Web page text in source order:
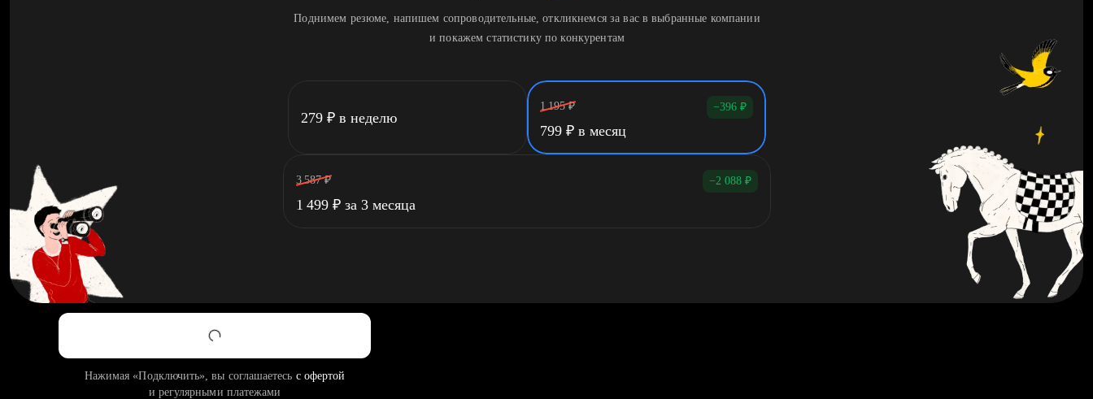
Поднимем резюме, напишем сопроводительные, откликнемся за вас в выбранные компании
и покажем статистику по конкурентам
279 ₽ в неделю
1 195 ₽ −396 ₽
799 ₽ в месяц
3 587 ₽ −2 088 ₽
1 499 ₽ за 3 месяца
Нажимая «Подключить», вы соглашаетесь с офертой
и регулярными платежами